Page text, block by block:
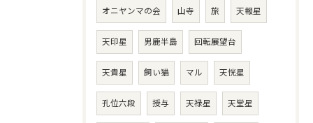
オニヤンマの会 山寺 旅 天報星
天印星 男鹿半島 回転展望台
天貴星 飼い猫 マル 天恍星
孔位六段 授与 天禄星 天堂星